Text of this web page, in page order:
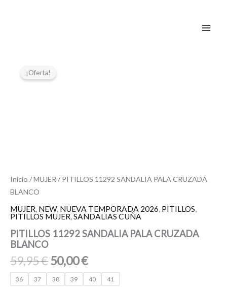
¡Oferta!
Inicio /MUJER / PITILLOS 11292 SANDALIA PALA CRUZADA
BLANCO
MUJER, NEW, NUEVA TEMPORADA 2026, PITILLOS,
PITILLOS MUJER,SANDALIAS CUÑA
PITILLOS 11292 SANDALIA PALA CRUZADA
BLANCO
59,95€50,00€
36 37 38 39 40 41
11292
SANDALIA